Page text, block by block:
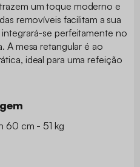
um toque moderno e
removíveis facilitam a sua
se perfeitamente no
A mesa retangular é ao
ideal para uma refeição
60 cm - 51 kg